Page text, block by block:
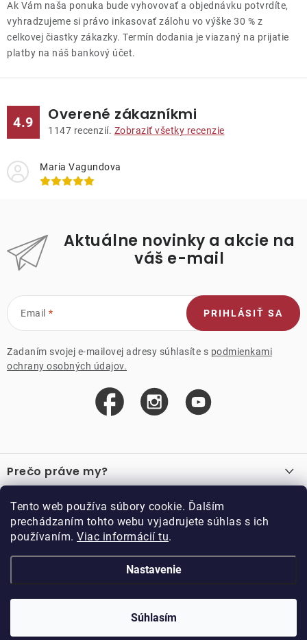
Tento web používa súbory cookie. Ďalším
prechádzaním tohto webu vyjadrujete súhlas s ich
používaním. Viac informácií tu.
Nastavenie
Súhlasím
Ak Vám naša ponuka bude vyhovovať a objednávku potvrdíte,
vyhradzujeme si právo inkasovať zálohu vo výške 30 % z
celkovej čiastky zákazky. Termín dodania je viazaný na prijatie
platby na náš bankový účet.
4.9 Overené zákazníkmi
1147 recenzií. Zobraziť všetky recenzie
Maria Vagundova
Aktuálne novinky a akcie na
váš e-mail
Email
Zadaním svojej e-mailovej adresy súhlasíte s podmienkami
ochrany osobných údajov.
PRIHLÁSIŤ SA
á
p
ä
Prečo práve my?
Recenzie
Akcie
Důležité odkazy
Velkoobchod
Vzorková prodejna
Kariéra
O nákupe
Obchodné podmienky
Podmienky vernostného programu
Kolekcia
Doppler CZ spol. s.r.o.,
Trhové Sviny
DOPPLER CZ spol. s r.o.